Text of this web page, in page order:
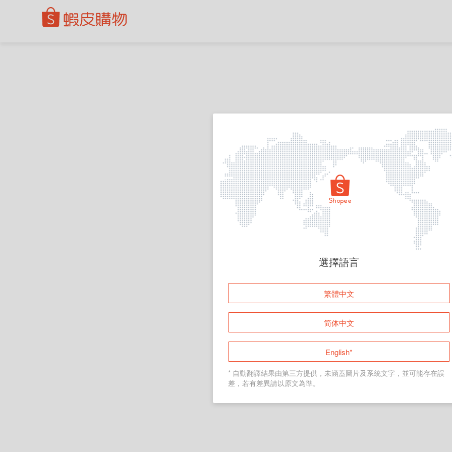
頁面無法顯示
登入
返回首頁
選擇語言
繁體中文
简体中文
English*
* 自動翻譯結果由第三方提供，未涵蓋圖片及系統文字，並可能存在誤
差，若有差異請以原文為準。